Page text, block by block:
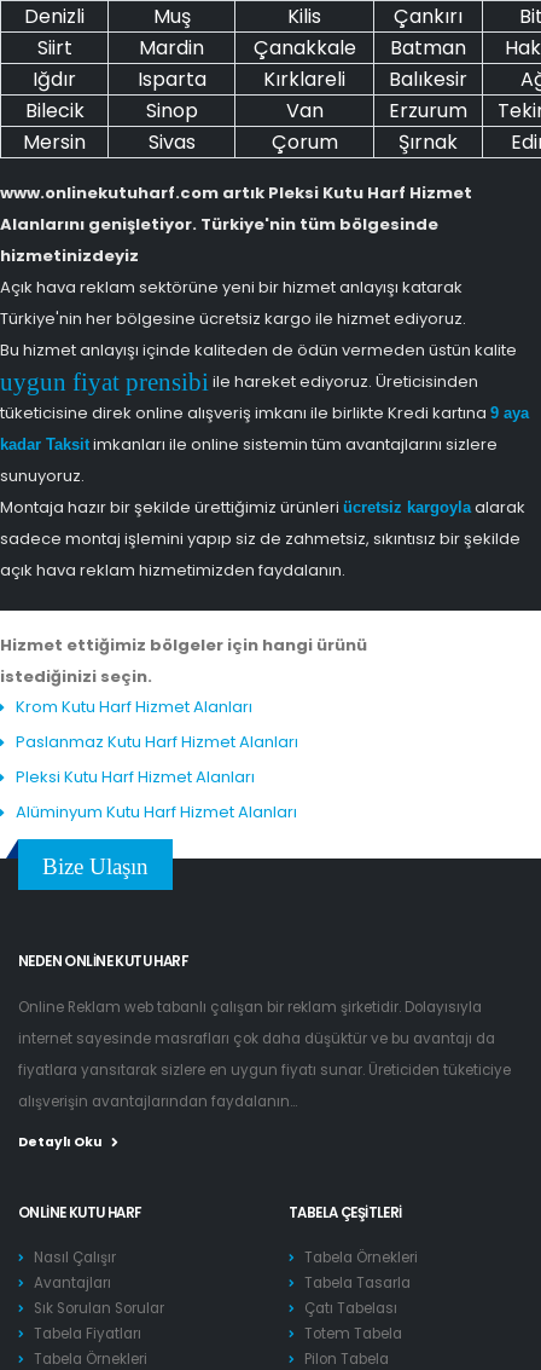
Denizli
Muş Kilis Çankırı
Siirt
Mardin Çanakkale Batman
Iğdır
Isparta Kırklareli Balıkesir
Bilecik
Sinop Van Erzurum
Mersin
Sivas Çorum Şırnak
www.onlinekutuharf.com artık Pleksi Kutu Harf Hizmet
Alanlarını genişletiyor. Türkiye'nin tüm bölgesinde
hizmetinizdeyiz
Açık hava reklam sektörüne yeni bir hizmet anlayışı katarak
Türkiye'nin her bölgesine ücretsiz kargo ile hizmet ediyoruz.
Bu hizmet anlayışı içinde kaliteden de ödün vermeden üstün kalite
uygun fiyat prensibi ile hareket ediyoruz. Üreticisinden
tüketicisine direk online alışveriş imkanı ile birlikte Kredi kartına 9 aya
kadar Taksitimkanları ile online sistemin tüm avantajlarını sizlere
sunuyoruz.
Montaja hazır bir şekilde ürettiğimiz ürünleri ücretsiz kargoylaalarak
sadece montaj işlemini yapıp siz de zahmetsiz, sıkıntısız bir şekilde
açık hava reklam hizmetimizden faydalanın.
Hizmet ettiğimiz bölgeler için hangi ürünü
istediğinizi seçin.
Krom Kutu Harf Hizmet Alanları
Paslanmaz Kutu Harf Hizmet Alanları
Pleksi Kutu Harf Hizmet Alanları
Alüminyum Kutu Harf Hizmet Alanları
Bize Ulaşın
NEDEN ONLINE KUTU HARF
Online Reklam web tabanlı çalışan bir reklam şirketidir. Dolayısıyla
internet sayesinde masrafları çok daha düşüktür ve bu avantajı da
fiyatlara yansıtarak sizlere en uygun fiyatı sunar. Üreticiden tüketiciye
alışverişin avantajlarından faydalanın...
Detaylı Oku
ONLINE KUTU HARF
Nasıl Çalışır
Avantajları
Sık Sorulan Sorular
Tabela Fiyatları
Tabela Örnekleri
TABELA ÇEŞITLERI
Tabela Örnekleri
Tabela Tasarla
Çatı Tabelası
Totem Tabela
Pilon Tabela